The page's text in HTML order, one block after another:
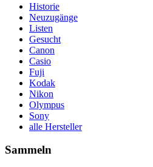
Historie
Neuzugänge
Listen
Gesucht
Canon
Casio
Fuji
Kodak
Nikon
Olympus
Sony
alle Hersteller
Sammeln